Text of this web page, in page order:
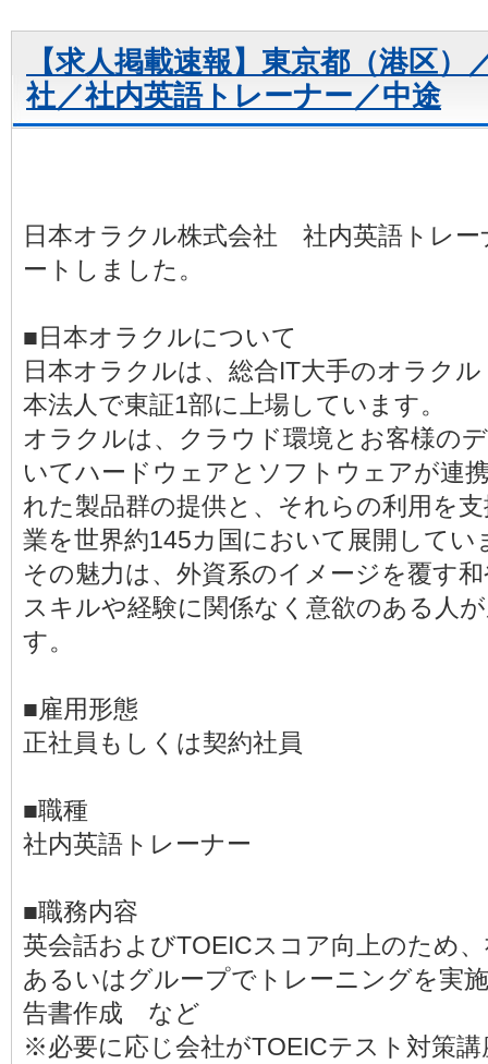
【求人掲載速報】東京都（港区
社／社内英語トレーナー／中途
日本オラクル株式会社 社内英語トレ
ートしました。
■日本オラクルについて
日本オラクルは、総合IT大手のオラク
本法人で東証1部に上場しています。
オラクルは、クラウド環境とお客様の
いてハードウェアとソフトウェアが連
れた製品群の提供と、それらの利用を
業を世界約145カ国において展開してい
その魅力は、外資系のイメージを覆す
スキルや経験に関係なく意欲のある人
す。
■雇用形態
正社員もしくは契約社員
■職種
社内英語トレーナー
■職務内容
英会話およびTOEICスコア向上のため
あるいはグループでトレーニングを実
告書作成 など
※必要に応じ会社がTOEICテスト対策